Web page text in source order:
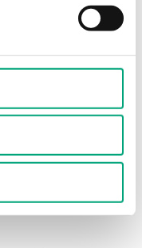
RVAN10...
VXD (DN15-
50), BXE
(DN15-50),
B6G (DN15-